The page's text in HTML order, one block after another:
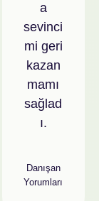
a
sevinci
mi geri
kazan
mamı
sağlad
ı.
Danışan
Yorumları